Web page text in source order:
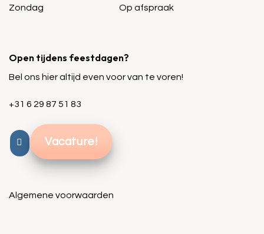
Zondag
Op afspraak
Open tijdens feestdagen?
Bel ons hier altijd even voor van te voren!
+31 6 29 87 51 83
Vacature!
Algemene voorwaarden